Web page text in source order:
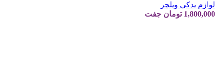
لوازم یدکی ویلچر
1,800,000 تومان جفت